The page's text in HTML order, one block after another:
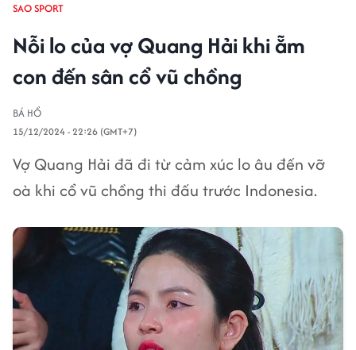
SAO SPORT
Nỗi lo của vợ Quang Hải khi ẵm
con đến sân cổ vũ chồng
BÁ HỔ
15/12/2024 - 22:26 (GMT+7)
Vợ Quang Hải đã đi từ cảm xúc lo âu đến vỡ
oà khi cổ vũ chồng thi đấu trước Indonesia.